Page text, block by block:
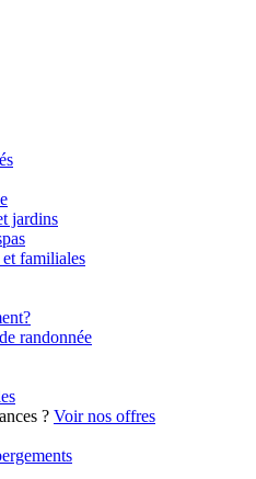
jardins
familiales
randonnée
? Voir nos offres